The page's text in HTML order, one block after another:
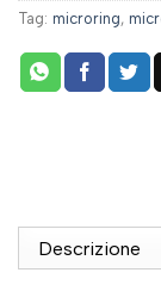
Tag: microring,